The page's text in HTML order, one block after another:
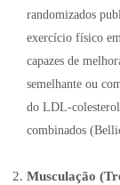
randomizados
exercício físico
capazes de
semelhante ou
do LDL-
combinados
Musculação